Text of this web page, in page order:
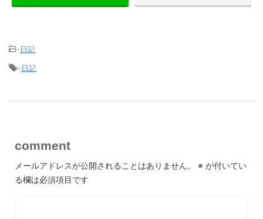
-日記
-日記
comment
メールアドレスが公開されることはありません。 ※ が付いてい
る欄は必須項目です